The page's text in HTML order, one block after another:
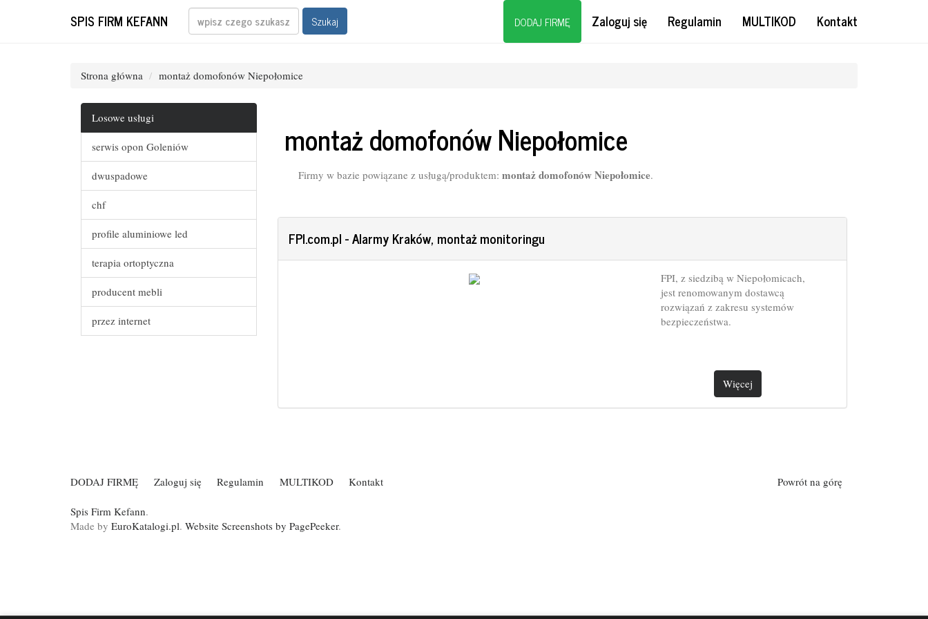
SPIS FIRM KEFANN Szukaj DODAJ FIRMĘ Zaloguj się Regulamin MULTIKOD Kontakt
Strona główna montaż domofonów Niepołomice
Losowe usługi
serwis opon Goleniów
dwuspadowe
chf
profile aluminiowe led
terapia ortoptyczna
producent mebli
przez internet
montaż domofonów Niepołomice
Firmy w bazie powiązane z usługą/produktem: montaż domofonów Niepołomice.
FPI.com.pl - Alarmy Kraków, montaż monitoringu
FPI, z siedzibą w Niepołomicach,
jest renomowanym dostawcą
rozwiązań z zakresu systemów
bezpieczeństwa.
Więcej
Powrót na górę
DODAJ FIRMĘ Zaloguj się Regulamin MULTIKOD Kontakt
Spis Firm Kefann.
Made by EuroKatalogi.pl. Website Screenshots by PagePeeker.